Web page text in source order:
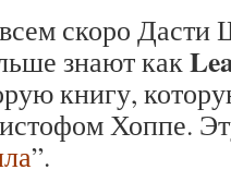
скоро Дасти
знают как
книгу,
Хоппе.
”.